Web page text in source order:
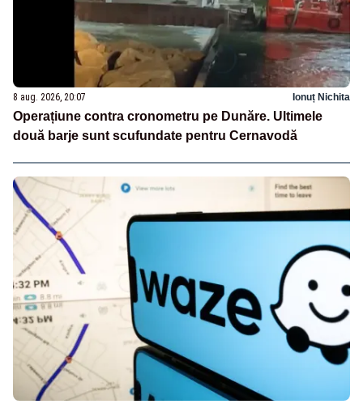
8 aug. 2026, 20:07 Ionuț Nichita
Operațiune contra cronometru pe Dunăre. Ultimele
două barje sunt scufundate pentru Cernavodă